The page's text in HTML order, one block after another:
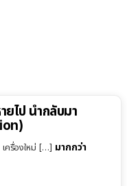
ไป นำกลับมา
ครื่องใหม่ […] มากกว่า